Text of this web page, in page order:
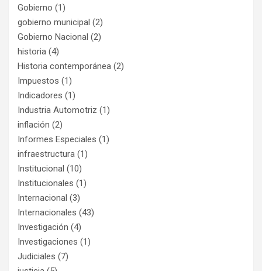
Gobierno (1)
gobierno municipal (2)
Gobierno Nacional (2)
historia (4)
Historia contemporánea (2)
Impuestos (1)
Indicadores (1)
Industria Automotriz (1)
inflación (2)
Informes Especiales (1)
infraestructura (1)
Institucional (10)
Institucionales (1)
Internacional (3)
Internacionales (43)
Investigación (4)
Investigaciones (1)
Judiciales (7)